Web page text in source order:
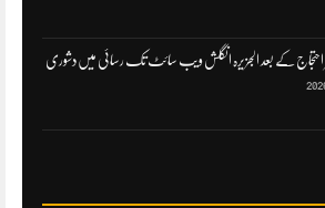
احتجاج کے بعد الجزیرہ انگلش ویب سائٹ تک رسائی میں‌دشوری